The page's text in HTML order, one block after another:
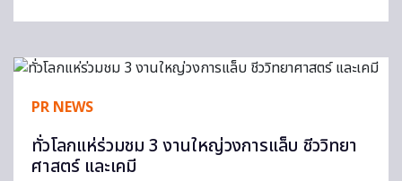
PR NEWS
ทั่วโลกแห่ร่วมชม 3 งานใหญ่วงการแล็บ ชีววิทยา
ศาสตร์ และเคมี